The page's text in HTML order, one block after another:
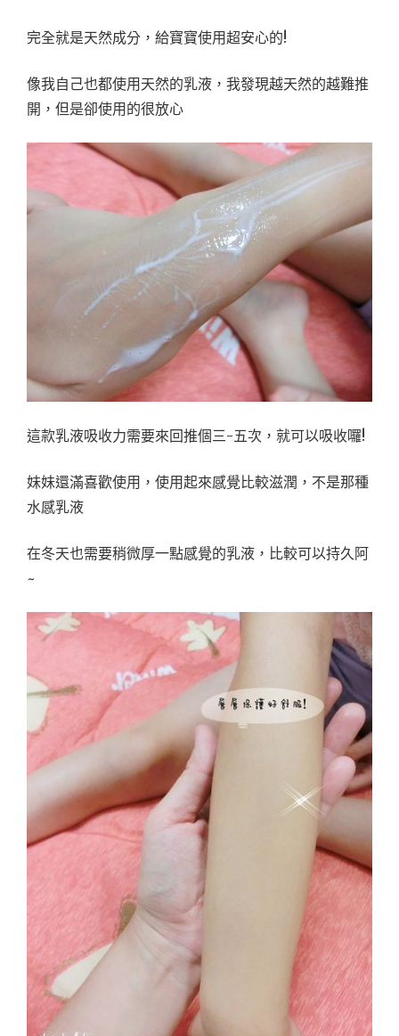
完全就是天然成分，給寶寶使用超安心的!
像我自己也都使用天然的乳液，我發現越天然的越難推
開，但是卻使用的很放心
這款乳液吸收力需要來回推個三-五次，就可以吸收囉!
妹妹還滿喜歡使用，使用起來感覺比較滋潤，不是那種
水感乳液
在冬天也需要稍微厚一點感覺的乳液，比較可以持久阿
~